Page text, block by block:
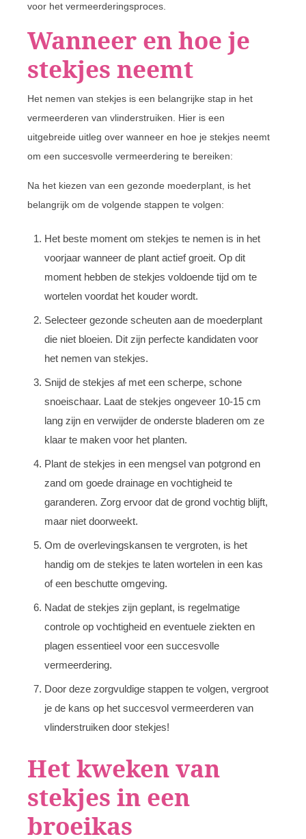
voor het vermeerderingsproces.
Wanneer en hoe je
stekjes neemt
Het nemen van stekjes is een belangrijke stap in het
vermeerderen van vlinderstruiken. Hier is een
uitgebreide uitleg over wanneer en hoe je stekjes neemt
om een succesvolle vermeerdering te bereiken:
Na het kiezen van een gezonde moederplant, is het
belangrijk om de volgende stappen te volgen:
Het beste moment om stekjes te nemen is in het
voorjaar wanneer de plant actief groeit. Op dit
moment hebben de stekjes voldoende tijd om te
wortelen voordat het kouder wordt.
Selecteer gezonde scheuten aan de moederplant
die niet bloeien. Dit zijn perfecte kandidaten voor
het nemen van stekjes.
Snijd de stekjes af met een scherpe, schone
snoeischaar. Laat de stekjes ongeveer 10-15 cm
lang zijn en verwijder de onderste bladeren om ze
klaar te maken voor het planten.
Plant de stekjes in een mengsel van potgrond en
zand om goede drainage en vochtigheid te
garanderen. Zorg ervoor dat de grond vochtig blijft,
maar niet doorweekt.
Om de overlevingskansen te vergroten, is het
handig om de stekjes te laten wortelen in een kas
of een beschutte omgeving.
Nadat de stekjes zijn geplant, is regelmatige
controle op vochtigheid en eventuele ziekten en
plagen essentieel voor een succesvolle
vermeerdering.
Door deze zorgvuldige stappen te volgen, vergroot
je de kans op het succesvol vermeerderen van
vlinderstruiken door stekjes!
Het kweken van
stekjes in een
broeikas